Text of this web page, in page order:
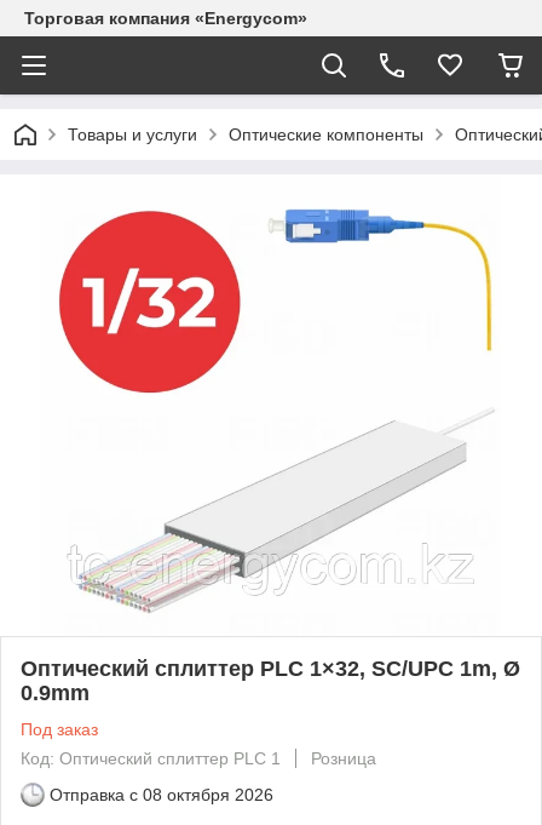
Торговая компания «Energycom»
Товары и услуги Оптические компоненты
Оптический cплиттер PLC 1×32, SC/UPC 1m, Ø
0.9mm
Под заказ
Код: Оптический cплиттер PLC 1
Розница
Отправка с 08 октября 2026